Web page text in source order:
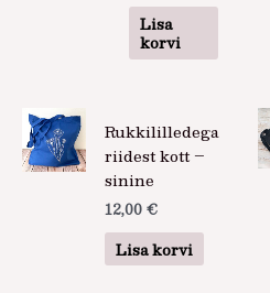
Lisa
korvi
Rukkililledega
riidest kott –
sinine
12,00 €
Lisa korvi